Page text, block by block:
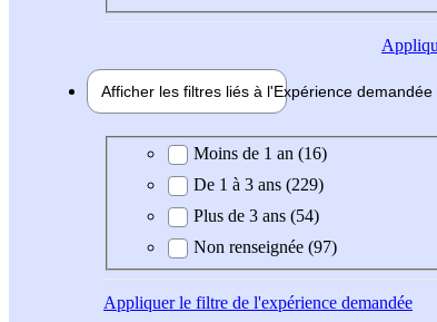
Afficher les filtres liés à l'Expérience demandée
Expérience demandée
Moins de 1 an (16)
De 1 à 3 ans (229)
Plus de 3 ans (54)
Non renseignée (97)
Appliquerle filtre de l'expérience demandée